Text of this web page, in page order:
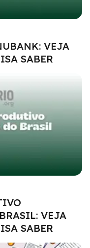
VEJA
SABER
VEJA
SABER